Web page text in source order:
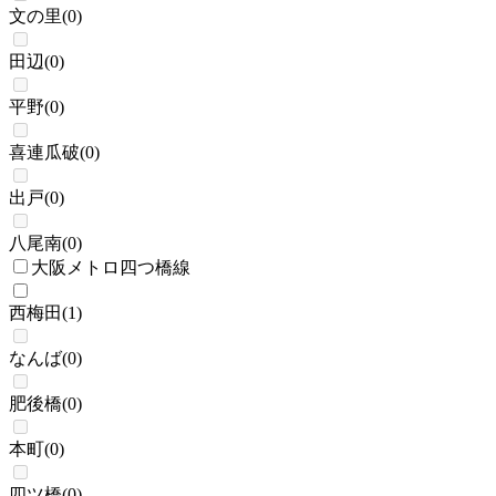
文の里(0)
田辺(0)
平野(0)
喜連瓜破(0)
出戸(0)
八尾南(0)
大阪メトロ四つ橋線
西梅田(1)
なんば(0)
肥後橋(0)
本町(0)